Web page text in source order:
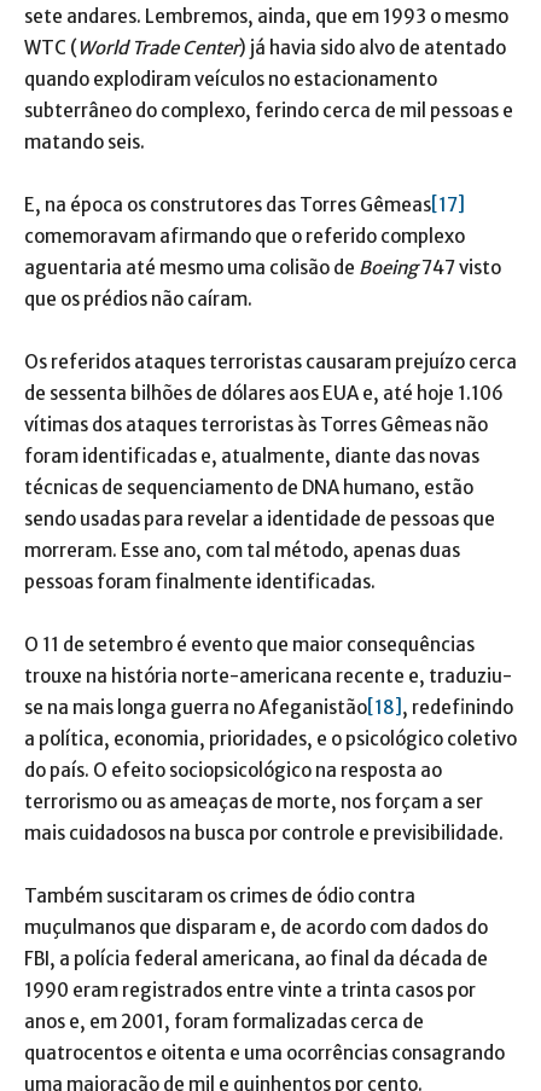
sete andares. Lembremos, ainda, que em 1993 o mesmo
WTC ( World Trade Center) já havia sido alvo de atentado
quando explodiram veículos no estacionamento
subterrâneo do complexo, ferindo cerca de mil pessoas e
matando seis.
E, na época os construtores das Torres Gêmeas [17]
comemoravam afirmando que o referido complexo
aguentaria até mesmo uma colisão de Boeing747 visto
que os prédios não caíram.
Os referidos ataques terroristas causaram prejuízo cerca
de sessenta bilhões de dólares aos EUA e, até hoje 1.106
vítimas dos ataques terroristas às Torres Gêmeas não
foram identificadas e, atualmente, diante das novas
técnicas de sequenciamento de DNA humano, estão
sendo usadas para revelar a identidade de pessoas que
morreram. Esse ano, com tal método, apenas duas
pessoas foram finalmente identificadas.
O 11 de setembro é evento que maior consequências
trouxe na história norte-americana recente e, traduziu-
se na mais longa guerra no Afeganistão [18] , redefinindo
a política, economia, prioridades, e o psicológico coletivo
do país. O efeito sociopsicológico na resposta ao
terrorismo ou as ameaças de morte, nos forçam a ser
mais cuidadosos na busca por controle e previsibilidade.
Também suscitaram os crimes de ódio contra
muçulmanos que disparam e, de acordo com dados do
FBI, a polícia federal americana, ao final da década de
1990 eram registrados entre vinte a trinta casos por
anos e, em 2001, foram formalizadas cerca de
quatrocentos e oitenta e uma ocorrências consagrando
uma majoração de mil e quinhentos por cento.